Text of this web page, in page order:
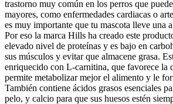
trastorno muy común en los perros que
mayores, como enfermedades cardiacas o
es muy importante que tu mascota lleve una
Por eso la marca Hills ha creado este
elevado nivel de proteínas y es bajo en
sus músculos y evitar que almacene grasa.
enriquecido con L-carnitina, que favorece la
permite metabolizar mejor el alimento y le
También contiene ácidos grasos esenciales
pelo, y calcio para que sus huesos estén